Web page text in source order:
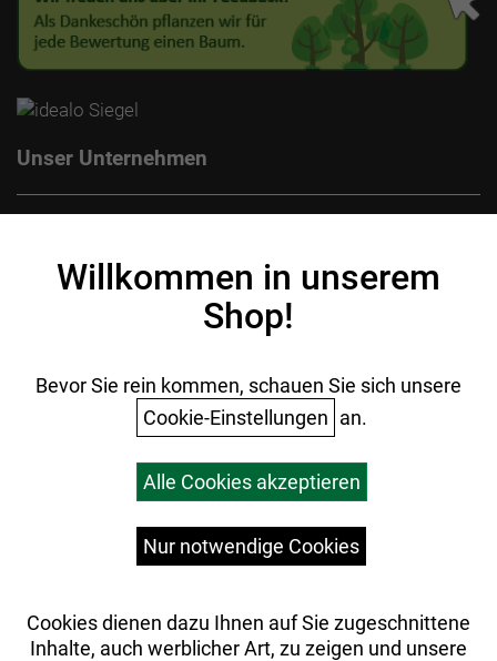
Unser Unternehmen
Datenschutz
Ihr Einkauf
Versandkosten
Willkommen in unserem
Shop!
Bevor Sie rein kommen, schauen Sie sich unsere
Cookie-Einstellungen an.
Alle Cookies akzeptieren
Nur notwendige Cookies
Cookies dienen dazu Ihnen auf Sie zugeschnittene
Inhalte, auch werblicher Art, zu zeigen und unsere